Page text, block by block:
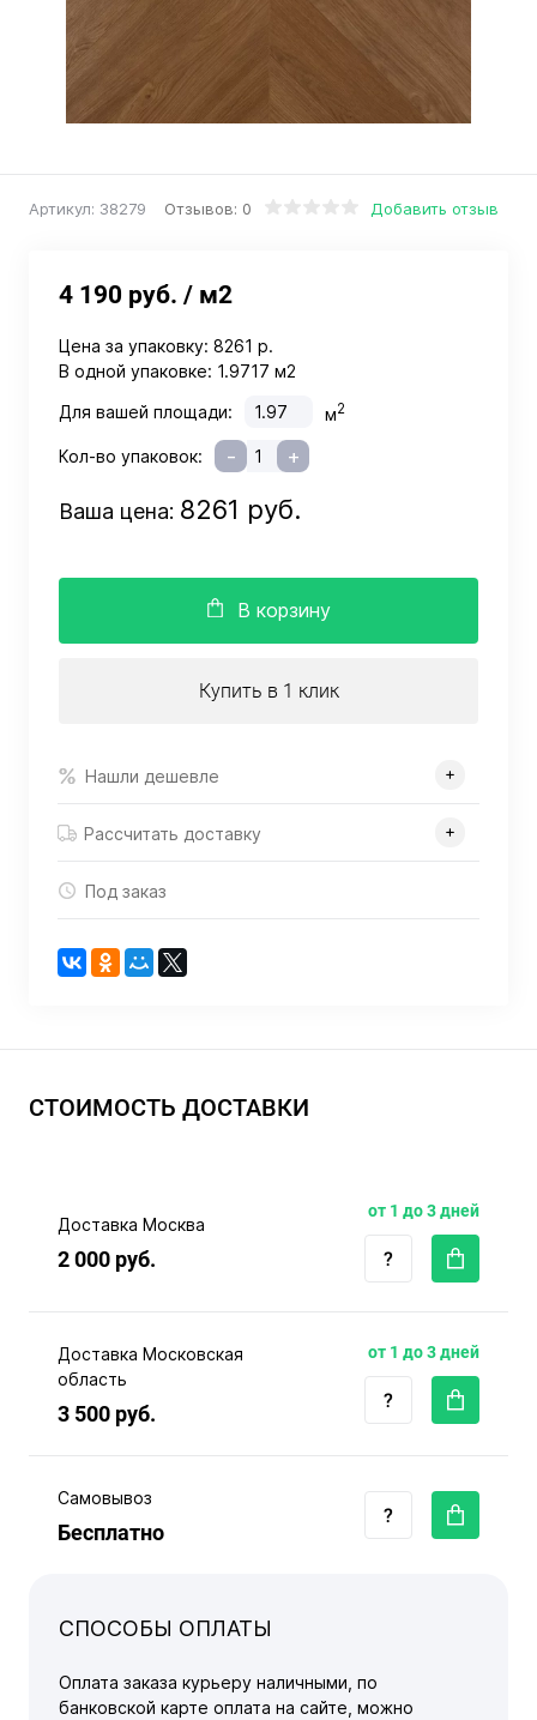
Отзывов: 0 Добавить отзыв
Артикул: 38279
4 190 руб. / м2
Цена за упаковку: 8261 р.
В одной упаковке: 1.9717 м2
Для вашей площади:
м2
Кол-во упаковок: - +
Ваша цена: 8261 руб.
В корзину
Купить в 1 клик
Нашли дешевле
Рассчитать доставку
Под заказ
СТОИМОСТЬ ДОСТАВКИ
Доставка Москва
2 000 руб.
от 1 до 3 дней
Доставка Московская
область
3 500 руб.
от 1 до 3 дней
Самовывоз
Бесплатно
СПОСОБЫ ОПЛАТЫ
Оплата заказа курьеру наличными, по
банковской карте оплата на сайте, можно